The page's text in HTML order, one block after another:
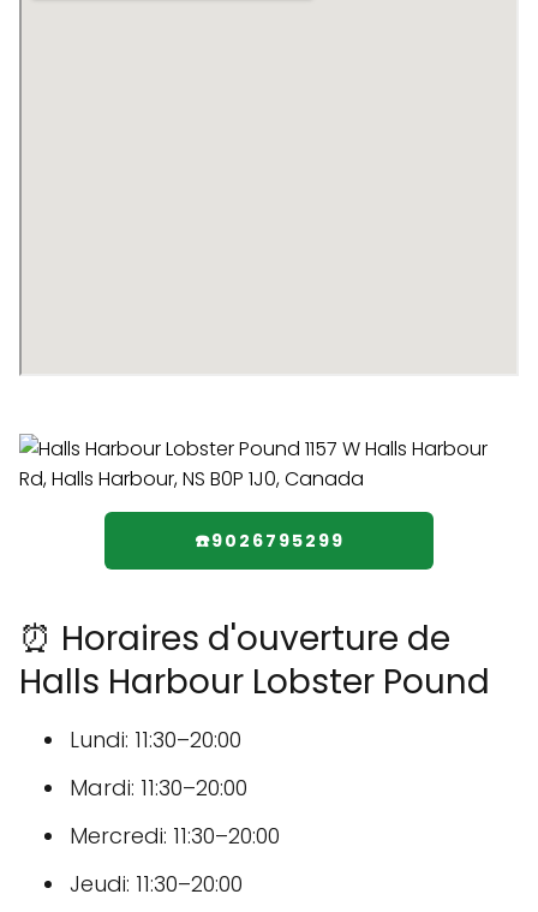
☎️9026795299
⏰ Horaires d'ouverture de
Halls Harbour Lobster Pound
Lundi: 11:30–20:00
Mardi: 11:30–20:00
Mercredi: 11:30–20:00
Jeudi: 11:30–20:00